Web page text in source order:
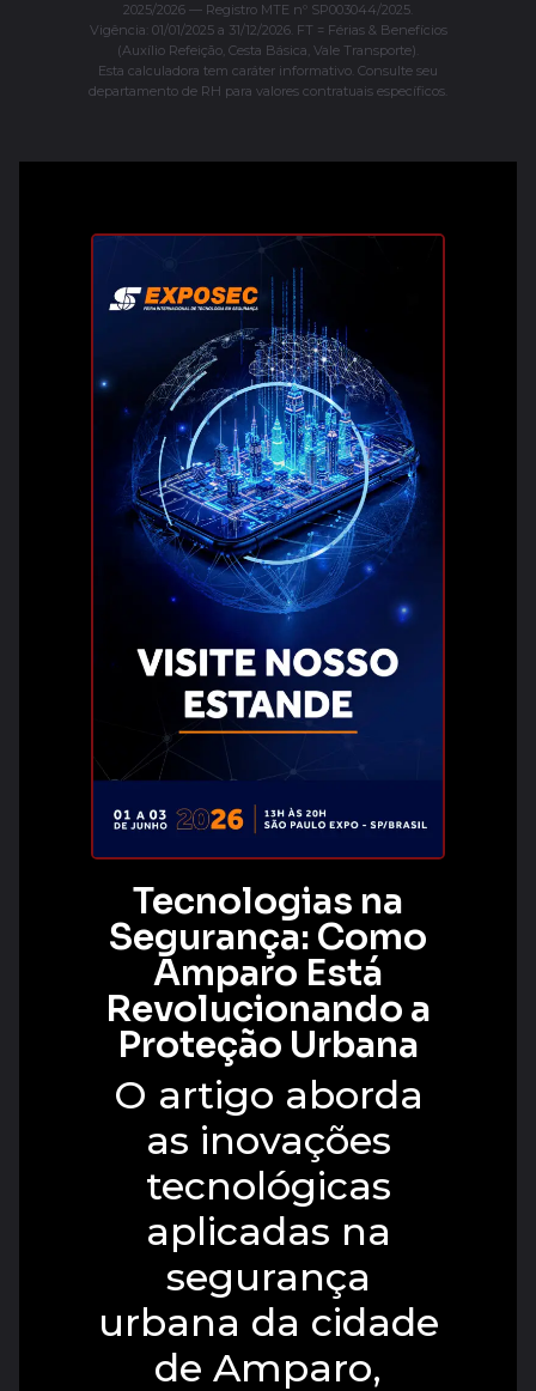
2025/2026 — Registro MTE nº SP003044/2025.
Vigência: 01/01/2025 a 31/12/2026. FT = Férias & Benefícios
(Auxílio Refeição, Cesta Básica, Vale Transporte).
Esta calculadora tem caráter informativo. Consulte seu
departamento de RH para valores contratuais específicos.
Tecnologias na
Segurança: Como
Amparo Está
Revolucionando a
Proteção Urbana
O artigo aborda
as inovações
tecnológicas
aplicadas na
segurança
urbana da cidade
de Amparo,